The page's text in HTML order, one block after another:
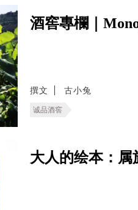
酒窖專欄｜
撰文 古小兔
诚品酒窖
大人的绘本：